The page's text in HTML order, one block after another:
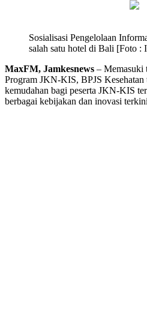
Sosialisasi Pengelolaan
salah satu hotel di Bali [Foto
MaxFM, Jamkesnews – Memasuki
Program JKN-KIS, BPJS Kesehatan
kemudahan bagi peserta JKN-KIS
berbagai kebijakan dan inovasi